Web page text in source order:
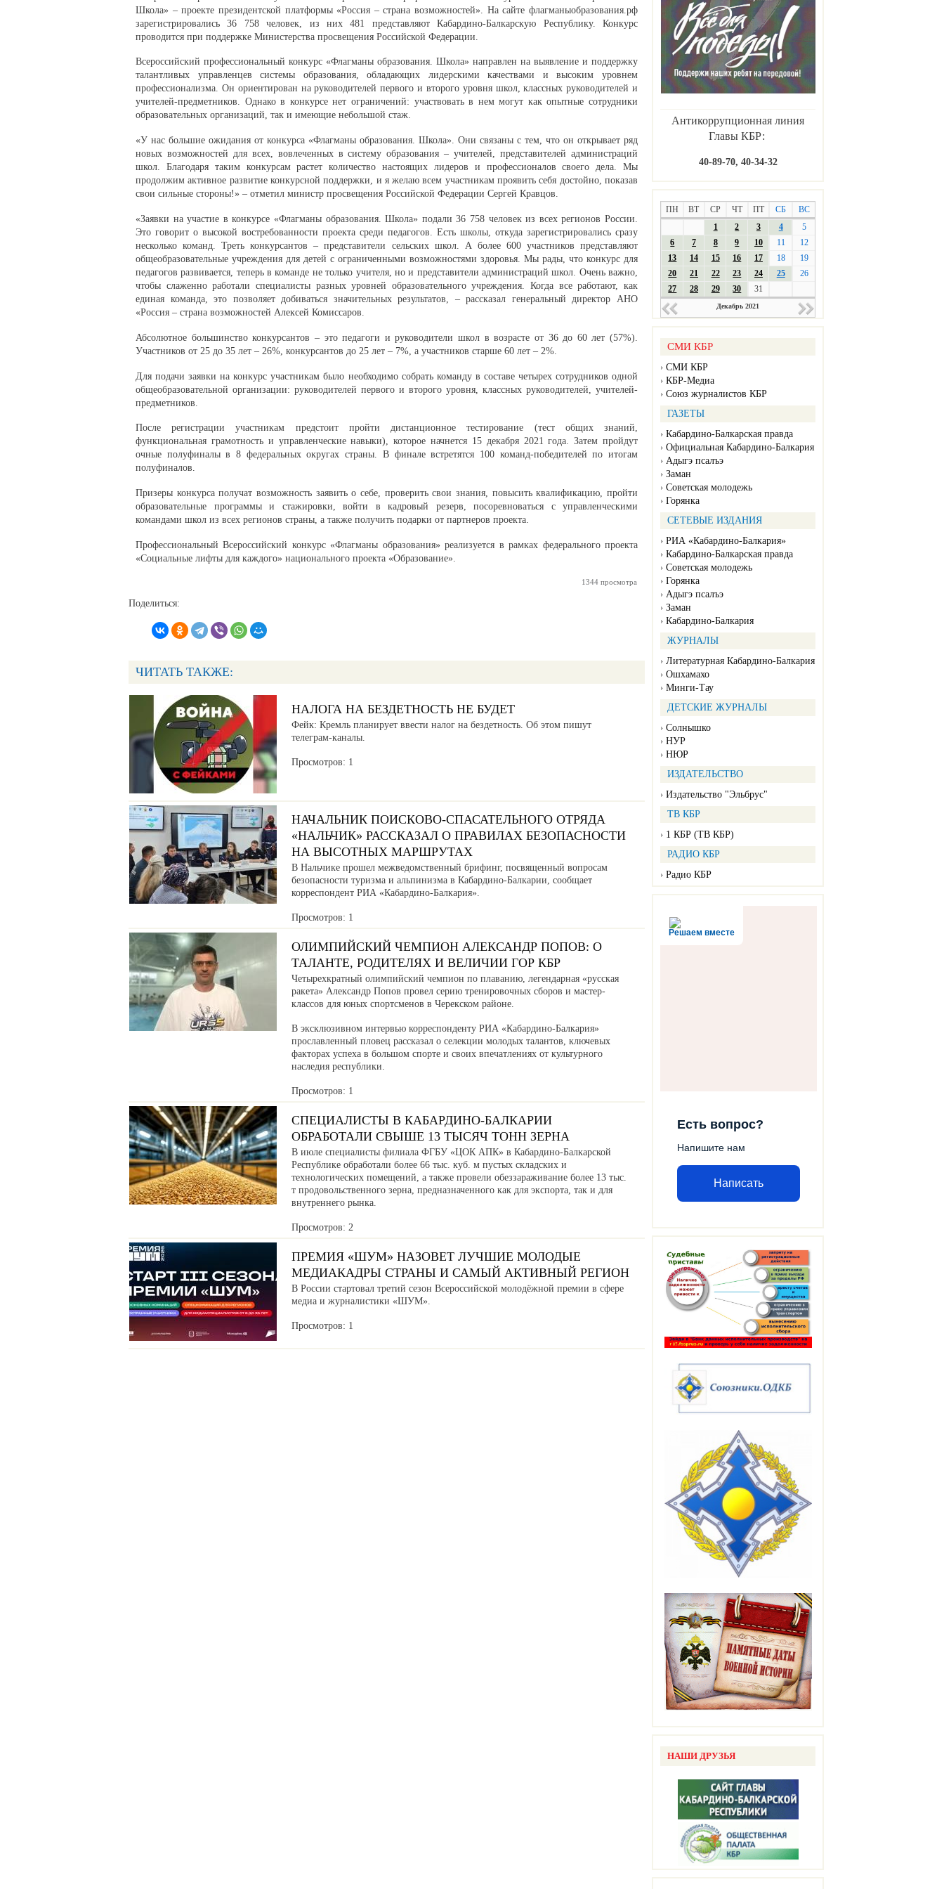
Антикоррупционная линия
Главы КБР:
40-89-70, 40-34-32
ПН ВТ СР ЧТ ПТ СБ
ВС
1
2 3 4
5
6
7 8 9 10 11
12
13
14 15 16 17 18
19
20
21 22 23 24 25
26
27
28 29 30 31
Декабрь 2021
СМИ КБР
СМИ КБР
КБР-Медиа
Союз журналистов КБР
ГАЗЕТЫ
Кабардино-Балкарская правда
Официальная Кабардино-Балкария
Адыгэ псалъэ
Заман
Советская молодежь
Горянка
СЕТЕВЫЕ ИЗДАНИЯ
РИА «Кабардино-Балкария»
Кабардино-Балкарская правда
Советская молодежь
Горянка
Адыгэ псалъэ
Заман
Кабардино-Балкария
ЖУРНАЛЫ
Литературная Кабардино-Балкария
Ошхамахо
Минги-Тау
ДЕТСКИЕ ЖУРНАЛЫ
Солнышко
НУР
НЮР
ИЗДАТЕЛЬСТВО
Издательство "Эльбрус"
ТВ КБР
1 КБР (ТВ КБР)
РАДИО КБР
Радио КБР
Решаем вместе
Есть вопрос?
Напишите нам
Написать
НАШИ ДРУЗЬЯ
Школа» – проекте президентской платформы «Россия – страна возможностей». На сайте флагманыобразования.рф
зарегистрировались 36 758 человек, из них 481 представляют Кабардино-Балкарскую Республику. Конкурс
проводится при поддержке Министерства просвещения Российской Федерации.
Всероссийский профессиональный конкурс «Флагманы образования. Школа» направлен на выявление и поддержку
талантливых управленцев системы образования, обладающих лидерскими качествами и высоким уровнем
профессионализма. Он ориентирован на руководителей первого и второго уровня школ, классных руководителей и
учителей-предметников. Однако в конкурсе нет ограничений: участвовать в нем могут как опытные сотрудники
образовательных организаций, так и имеющие небольшой стаж.
«У нас большие ожидания от конкурса «Флагманы образования. Школа». Они связаны с тем, что он открывает ряд
новых возможностей для всех, вовлеченных в систему образования – учителей, представителей администраций
школ. Благодаря таким конкурсам растет количество настоящих лидеров и профессионалов своего дела. Мы
продолжим активное развитие конкурсной поддержки, и я желаю всем участникам проявить себя достойно, показав
свои сильные стороны!» – отметил министр просвещения Российской Федерации Сергей Кравцов.
«Заявки на участие в конкурсе «Флагманы образования. Школа» подали 36 758 человек из всех регионов России.
Это говорит о высокой востребованности проекта среди педагогов. Есть школы, откуда зарегистрировались сразу
несколько команд. Треть конкурсантов – представители сельских школ. А более 600 участников представляют
общеобразовательные учреждения для детей с ограниченными возможностями здоровья. Мы рады, что конкурс для
педагогов развивается, теперь в команде не только учителя, но и представители администраций школ. Очень важно,
чтобы слаженно работали специалисты разных уровней образовательного учреждения. Когда все работают, как
единая команда, это позволяет добиваться значительных результатов, – рассказал генеральный директор АНО
«Россия – страна возможностей Алексей Комиссаров.
Абсолютное большинство конкурсантов – это педагоги и руководители школ в возрасте от 36 до 60 лет (57%).
Участников от 25 до 35 лет – 26%, конкурсантов до 25 лет – 7%, а участников старше 60 лет – 2%.
Для подачи заявки на конкурс участникам было необходимо собрать команду в составе четырех сотрудников одной
общеобразовательной организации: руководителей первого и второго уровня, классных руководителей, учителей-
предметников.
После регистрации участникам предстоит пройти дистанционное тестирование (тест общих знаний,
функциональная грамотность и управленческие навыки), которое начнется 15 декабря 2021 года. Затем пройдут
очные полуфиналы в 8 федеральных округах страны. В финале встретятся 100 команд-победителей по итогам
полуфиналов.
Призеры конкурса получат возможность заявить о себе, проверить свои знания, повысить квалификацию, пройти
образовательные программы и стажировки, войти в кадровый резерв, посоревноваться с управленческими
командами школ из всех регионов страны, а также получить подарки от партнеров проекта.
Профессиональный Всероссийский конкурс «Флагманы образования» реализуется в рамках федерального проекта
«Социальные лифты для каждого» национального проекта «Образование».
1344 просмотра
Поделиться:
ЧИТАТЬ ТАКЖЕ:
НАЛОГА НА БЕЗДЕТНОСТЬ НЕ БУДЕТ
Фейк: Кремль планирует ввести налог на бездетность. Об этом пишут
телеграм-каналы.
Просмотров: 1
НАЧАЛЬНИК ПОИСКОВО-СПАСАТЕЛЬНОГО ОТРЯДА
«НАЛЬЧИК» РАССКАЗАЛ О ПРАВИЛАХ БЕЗОПАСНОСТИ
НА ВЫСОТНЫХ МАРШРУТАХ
В Нальчике прошел межведомственный брифинг, посвященный вопросам
безопасности туризма и альпинизма в Кабардино-Балкарии, сообщает
корреспондент РИА «Кабардино-Балкария».
Просмотров: 1
ОЛИМПИЙСКИЙ ЧЕМПИОН АЛЕКСАНДР ПОПОВ: О
ТАЛАНТЕ, РОДИТЕЛЯХ И ВЕЛИЧИИ ГОР КБР
Четырехкратный олимпийский чемпион по плаванию, легендарная «русская
ракета» Александр Попов провел серию тренировочных сборов и мастер-
классов для юных спортсменов в Черекском районе.
В эксклюзивном интервью корреспонденту РИА «Кабардино-Балкария»
прославленный пловец рассказал о селекции молодых талантов, ключевых
факторах успеха в большом спорте и своих впечатлениях от культурного
наследия республики.
Просмотров: 1
СПЕЦИАЛИСТЫ В КАБАРДИНО-БАЛКАРИИ
ОБРАБОТАЛИ СВЫШЕ 13 ТЫСЯЧ ТОНН ЗЕРНА
В июле специалисты филиала ФГБУ «ЦОК АПК» в Кабардино-Балкарской
Республике обработали более 66 тыс. куб. м пустых складских и
технологических помещений, а также провели обеззараживание более 13 тыс.
т продовольственного зерна, предназначенного как для экспорта, так и для
внутреннего рынка.
Просмотров: 2
ПРЕМИЯ «ШУМ» НАЗОВЕТ ЛУЧШИЕ МОЛОДЫЕ
МЕДИАКАДРЫ СТРАНЫ И САМЫЙ АКТИВНЫЙ РЕГИОН
В России стартовал третий сезон Всероссийской молодёжной премии в сфере
медиа и журналистики «ШУМ».
Просмотров: 1